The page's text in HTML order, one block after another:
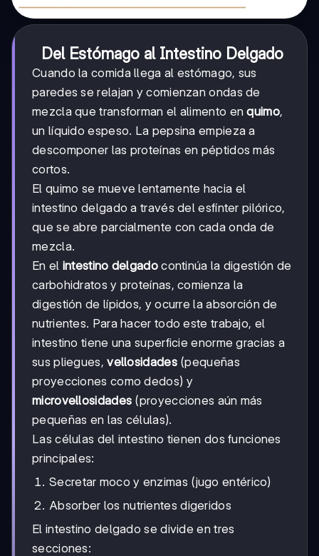
Del Estómago al Intestino Delgado
Cuando la comida llega al estómago, sus
paredes se relajan y comienzan ondas de
mezcla que transforman el alimento enquimo,
un líquido espeso. La pepsina empieza a
descomponer las proteínas en péptidos más
cortos.
El quimo se mueve lentamente hacia el
intestino delgado a través del esfínter pilórico,
que se abre parcialmente con cada onda de
mezcla.
En el intestino delgadocontinúa la digestión de
carbohidratos y proteínas, comienza la
digestión de lípidos, y ocurre la absorción de
nutrientes. Para hacer todo este trabajo, el
intestino tiene una superficie enorme gracias a
sus pliegues,vellosidades(pequeñas
proyecciones como dedos) y
microvellosidades (proyecciones aún más
pequeñas en las células).
Las células del intestino tienen dos funciones
principales:
Secretar moco y enzimas (jugo entérico)
Absorber los nutrientes digeridos
El intestino delgado se divide en tres
secciones: